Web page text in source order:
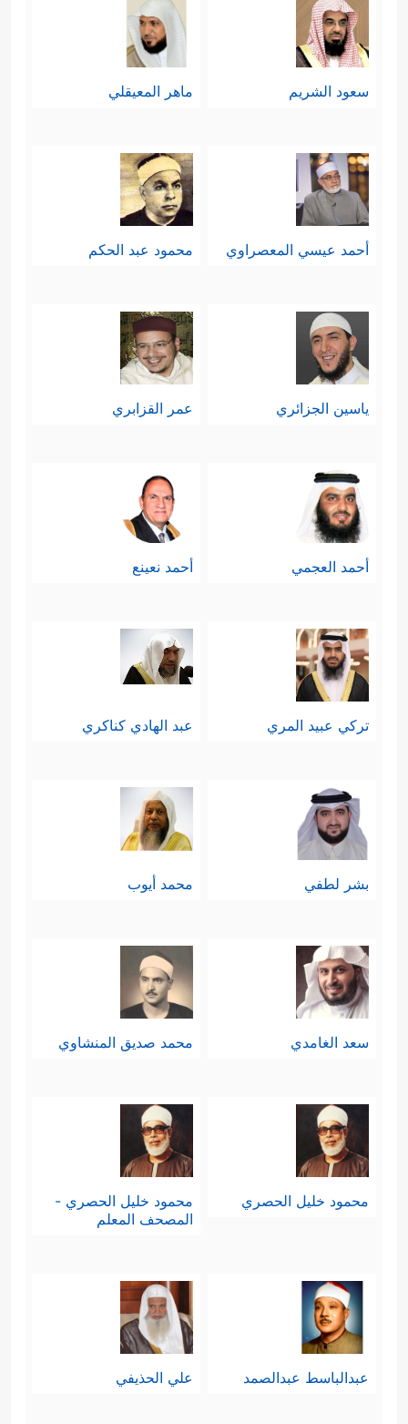
سعود الشريم ماهر المعيقلي
أحمد عيسي المعصراوي محمود عبد الحكم
ياسين الجزائري عمر القزابري
أحمد العجمي أحمد نعينع
تركي عبيد المري عبد الهادي كناكري
بشر لطفي محمد أيوب
سعد الغامدي محمد صديق المنشاوي
محمود خليل الحصري
محمود خليل الحصري -
المصحف المعلم
عبدالباسط عبدالصمد علي الحذيفي